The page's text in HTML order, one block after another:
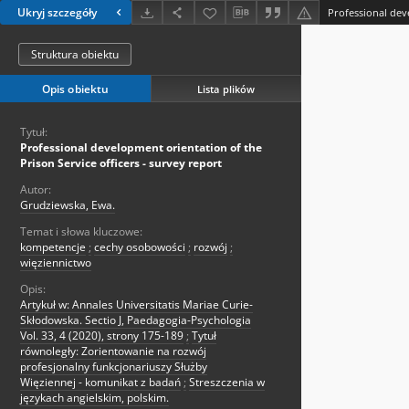
Ukryj szczegóły
Struktura obiektu
Opis obiektu Lista plików
Tytuł:
Professional development orientation of the
Prison Service officers - survey report
Autor:
Grudziewska, Ewa.
Temat i słowa kluczowe:
kompetencje ; cechy osobowości ; rozwój ;
więziennictwo
Opis:
Artykuł w: Annales Universitatis Mariae Curie-
Skłodowska. Sectio J, Paedagogia-Psychologia
Vol. 33, 4 (2020), strony 175-189 ; Tytuł
równoległy: Zorientowanie na rozwój
profesjonalny funkcjonariuszy Służby
Więziennej - komunikat z badań ; Streszczenia w
językach angielskim, polskim.